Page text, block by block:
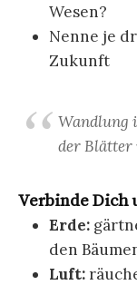
Wesen?
Nenne je
Zukunft
Wandlung
der Blätter
Verbinde Dich
Erde:
den
Luft: